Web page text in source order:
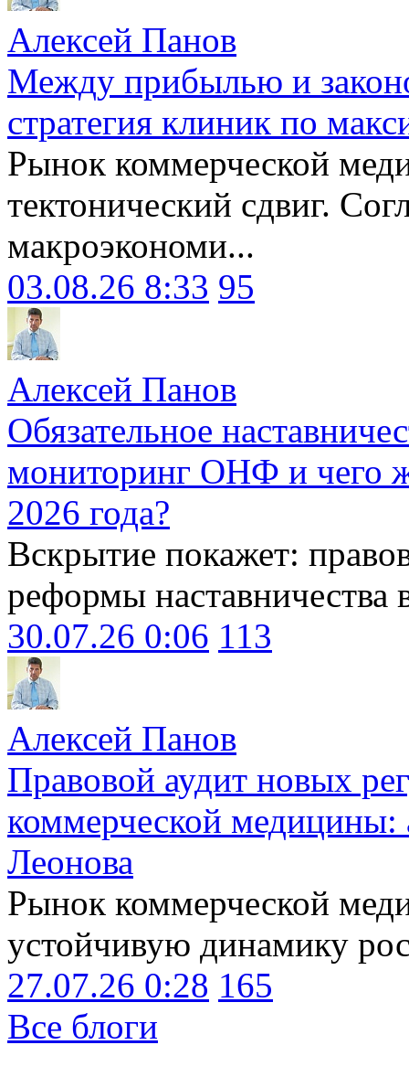
Алексей Панов
Между прибылью и
стратегия клиник по
Рынок коммерческой
тектонический сдвиг.
макроэкономи...
03.08.26 8:33 95
Алексей Панов
Обязательное
мониторинг ОНФ и чего
2026 года?
Вскрытие покажет:
реформы наставничества
30.07.26 0:06 113
Алексей Панов
Правовой аудит новых
коммерческой медицины:
Леонова
Рынок коммерческой
устойчивую динамику
27.07.26 0:28 165
Все блоги